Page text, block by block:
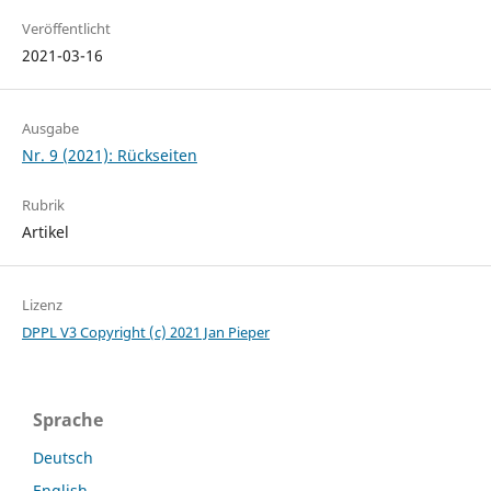
Veröffentlicht
2021-03-16
Ausgabe
Nr. 9 (2021): Rückseiten
Rubrik
Artikel
Lizenz
DPPL V3Copyright (c) 2021 Jan Pieper
Sprache
Deutsch